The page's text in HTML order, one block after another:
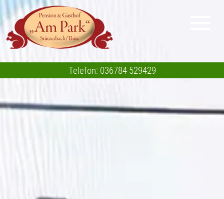
Telefon: 036784 529429